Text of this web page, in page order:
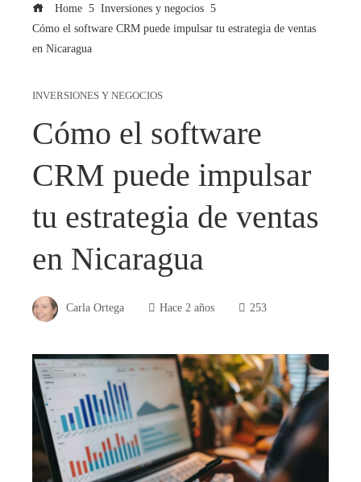
Home
Inversiones y negocios
Cómo el software CRM puede impulsar tu estrategia de ventas
en Nicaragua
INVERSIONES Y NEGOCIOS
Cómo el software
CRM puede impulsar
tu estrategia de ventas
en Nicaragua
Carla Ortega Hace 2 años 253